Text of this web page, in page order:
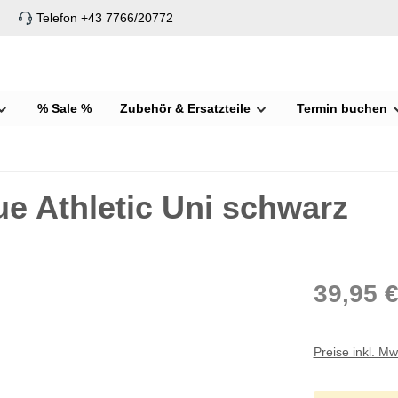
Telefon +43 7766/20772
% Sale % Zubehör & Ersatzteile Termin buchen
Athletic Uni schwarz
39,95 €
Preise inkl.